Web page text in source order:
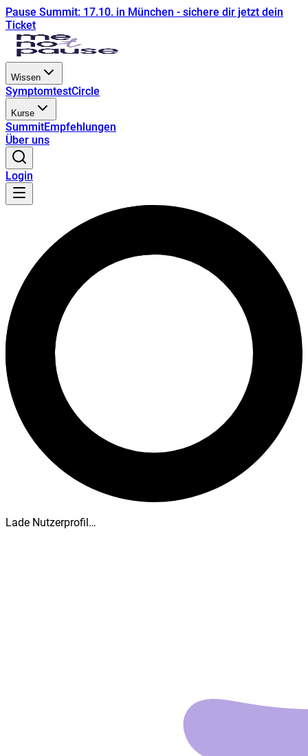
Pause Summit: 17.10. in München - sichere dir jetzt dein
Ticket
Wissen
SymptomtestCircle
Kurse
SummitEmpfehlungen
Über uns
Login
Lade Nutzerprofil…